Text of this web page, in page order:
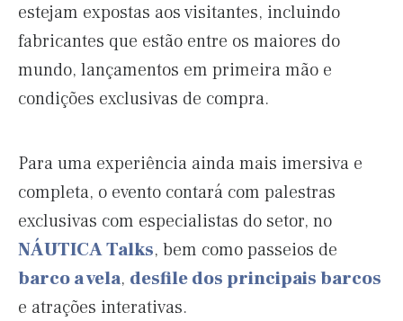
estejam expostas aos visitantes, incluindo
fabricantes que estão entre os maiores do
mundo, lançamentos em primeira mão e
condições exclusivas de compra.
Para uma experiência ainda mais imersiva e
completa, o evento contará com palestras
exclusivas com especialistas do setor, no
NÁUTICA Talks, bem como passeios de
barco a vela, desfile dos principais barcos
e atrações interativas.